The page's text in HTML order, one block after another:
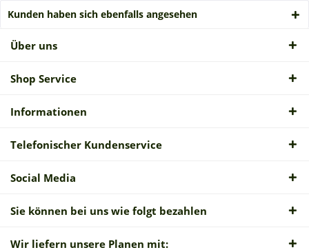
Kunden haben sich ebenfalls angesehen
Über uns
Shop Service
Informationen
Telefonischer Kundenservice
Social Media
Sie können bei uns wie folgt bezahlen
Wir liefern unsere Planen mit: